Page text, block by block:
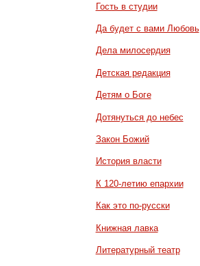
Гость в студии
Да будет с вами Любовь
Дела милосердия
Детская редакция
Детям о Боге
Дотянуться до небес
Закон Божий
История власти
К 120-летию епархии
Как это по-русски
Книжная лавка
Литературный театр